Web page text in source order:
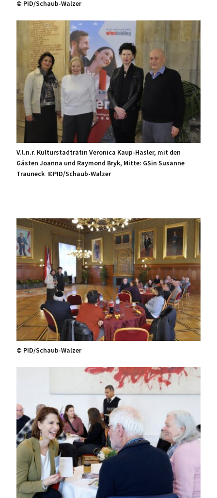
© PID/Schaub-Walzer
V.l.n.r. Kulturstadträtin Veronica Kaup-Hasler, mit den
Gästen Joanna und Raymond Bryk, Mitte: GSin Susanne
Trauneck ©PID/Schaub-Walzer
© PID/Schaub-Walzer